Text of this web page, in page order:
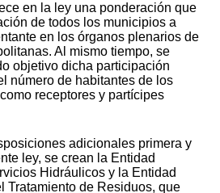
en la ley una ponderación que
de todos los municipios a
en los órganos plenarios de
Al mismo tiempo, se
objetivo dicha participación
número de habitantes de los
receptores y partícipes
adicionales primera y
ley, se crean la Entidad
Hidráulicos y la Entidad
Tratamiento de Residuos, que